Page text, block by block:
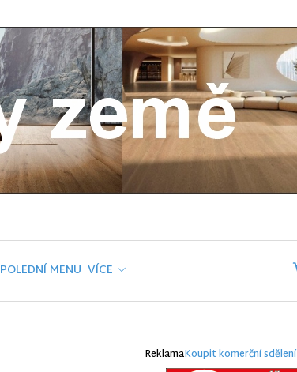
POLEDNÍ MENU VÍCE
ReklamaKoupit komerční sdělení